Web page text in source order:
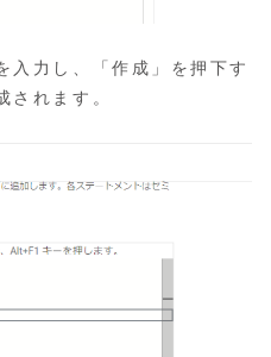
入力し、「作成」を押下す
されます。